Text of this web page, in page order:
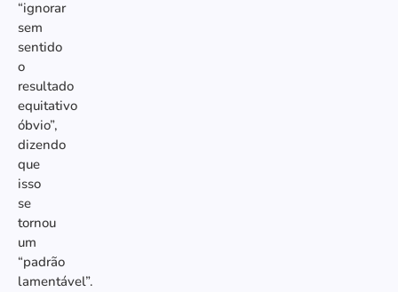
“ignorar
sem
sentido
o
resultado
equitativo
óbvio”,
dizendo
que
isso
se
tornou
um
“padrão
lamentável”.